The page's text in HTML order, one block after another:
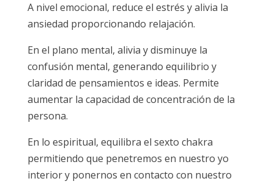
A nivel emocional, reduce el estrés y alivia la
ansiedad proporcionando relajación.
En el plano mental, alivia y disminuye la
confusión mental, generando equilibrio y
claridad de pensamientos e ideas. Permite
aumentar la capacidad de concentración de la
persona.
En lo espiritual, equilibra el sexto chakra
permitiendo que penetremos en nuestro yo
interior y ponernos en contacto con nuestro